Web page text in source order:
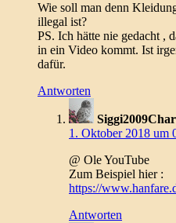
Wie soll man denn
illegal ist?
PS. Ich hätte nie gedacht ,
in ein Video kommt. Ist
dafür.
Antworten
1. Oktober 2018 um
@ Ole YouTube
Zum Beispiel hier :
https://
Antworten